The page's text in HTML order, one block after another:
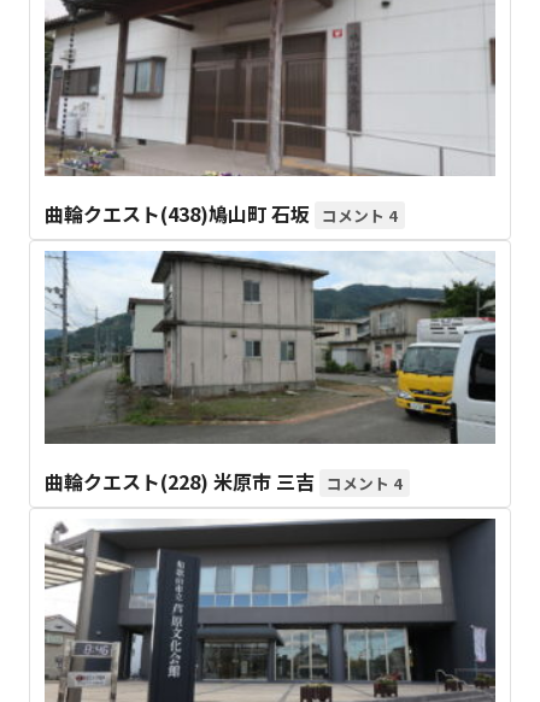
曲輪クエスト(438)鳩山町 石坂 4
曲輪クエスト(228) 米原市 三吉 4